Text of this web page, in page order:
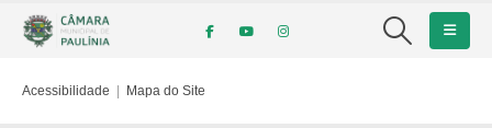
Acessibilidade | Mapa do Site